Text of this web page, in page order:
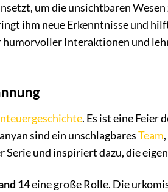
um die unsichtbaren
ihm neue Erkenntnisse und
humorvoller Interaktionen und
. Es ist eine Feier
sind ein unschlagbaresTeam
und inspiriert dazu, die
14eine große Rolle. Die